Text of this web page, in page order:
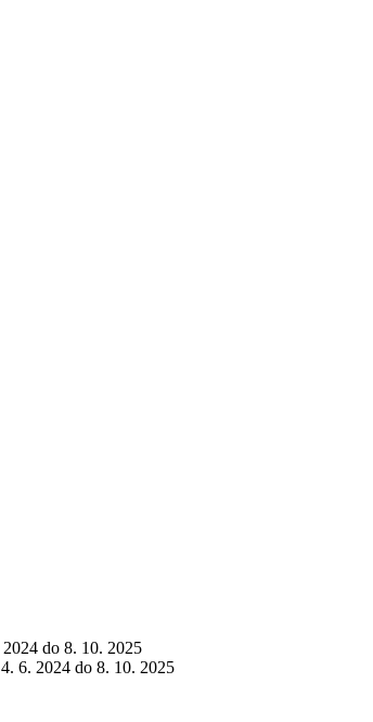
do 8. 10. 2025
6. 2024 do 8. 10. 2025